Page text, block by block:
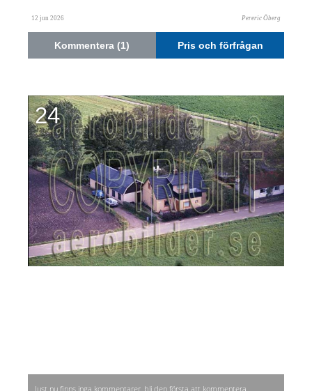
12 jun 2026 Pereric Öberg
Kommentera (1) Pris och förfrågan
24
Just nu finns inga kommentarer, bli den första att kommentera.